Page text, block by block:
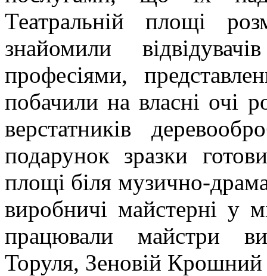
Театральній площі
знайомили
професіями,
побачили на власні очі
верстатників
подарунок зразки
площі біля музично-
виробничі майстерні у
працювали майстри
Торуля, Зеновій Крошний